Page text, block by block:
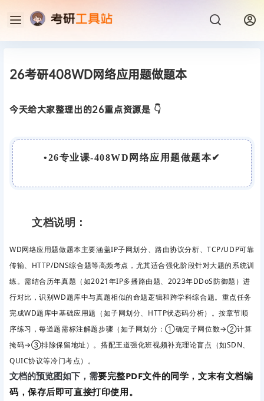
26考研408WD网络应用题做题本
今天给大家整理出的26重点资源是 👇
•26专业课-408WD网络应用题做题本✔
文档说明：
WD网络应用题做题本主要涵盖IP子网划分、路由协议分析、TCP/UDP可靠
传输、HTTP/DNS综合题等高频考点，尤其适合强化阶段针对大题的系统训
练。 需结合历年真题（如2021年IP多播路由题、2023年DDoS防御题）进
行对比，识别WD题库中与真题相似的命题逻辑和跨学科综合题。重点任务
完成WD题库中基础应用题 （如子网划分、HTTP状态码分析）。按章节顺
序练习，每道题需标注解题步骤（如子网划分：①确定子网位数→②计算
掩码→③排除保留地址）。搭配王道强化班视频补充理论盲点（如SDN、
QUIC协议等冷门考点）。
文档的预览图如下，需要完整PDF文件的同学，文末有文档编
码，保存后即可直接打印使用。